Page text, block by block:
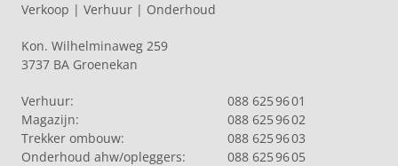
Verkoop | Verhuur | Onderhoud
Kon. Wilhelminaweg 259
3737 BA Groenekan
Verhuur:
088 625 96 01
Magazijn:
088 625 96 02
Trekker ombouw:
088 625 96 03
Onderhoud ahw/opleggers:
088 625 96 05